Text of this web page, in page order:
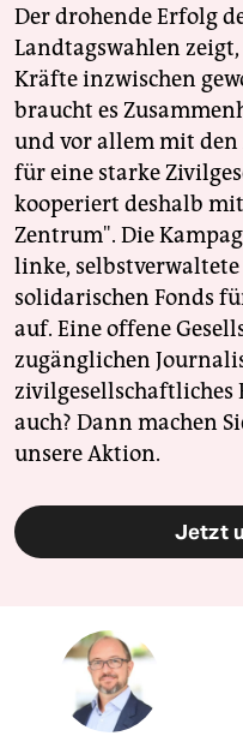
Der drohende Erfolg
Landtagswahlen
Kräfte inzwischen
braucht es
und vor allem mit den
für eine starke
kooperiert deshalb
Zentrum". Die
linke,
solidarischen Fonds
auf. Eine offene
zugänglichen
zivilgesellschaftliches
auch? Dann machen
unsere Aktion.
Jetzt